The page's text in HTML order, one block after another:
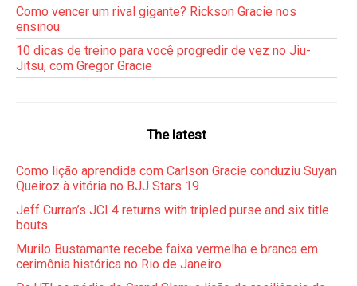
Como vencer um rival gigante? Rickson Gracie nos
ensinou
10 dicas de treino para você progredir de vez no Jiu-
Jitsu, com Gregor Gracie
The latest
Como lição aprendida com Carlson Gracie conduziu Suyan
Queiroz à vitória no BJJ Stars 19
Jeff Curran’s JCI 4 returns with tripled purse and six title
bouts
Murilo Bustamante recebe faixa vermelha e branca em
cerimônia histórica no Rio de Janeiro